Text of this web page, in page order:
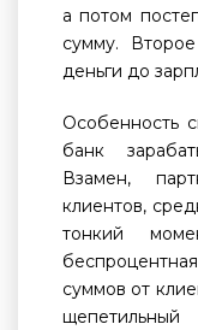
а потом
сумму.
деньги до
Особенность
банк
Взамен,
клиентов,
тонкий
суммов от